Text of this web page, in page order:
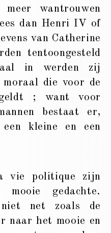
wantrouwen
dan Henri IV of
van Catherine
tentoongesteld
in werden zij
moraal die voor de
geldt ; want voor
bestaat er,
kleine en een
politique zijn
mooie gedachte.
niet net zoals de
naar het mooie en